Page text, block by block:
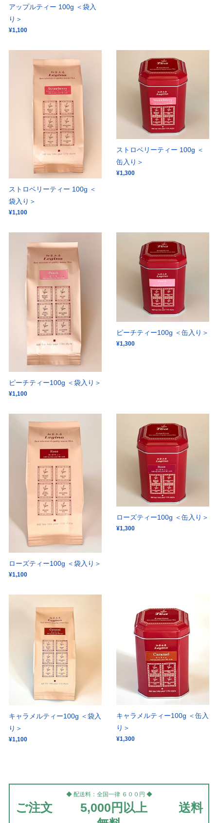
アップルティー 100g ＜袋入
り＞
¥1,100
ストロベリーティー 100g ＜
袋入り＞
¥1,100
ストロベリーティー 100g ＜
缶入り＞
¥1,300
ピーチティー100g ＜袋入り＞
¥1,100
ピーチティー100g ＜缶入り＞
¥1,300
ローズティー100g ＜袋入り＞
¥1,100
ローズティー100g ＜缶入り＞
¥1,300
キャラメルティー100g ＜袋入
り＞
¥1,100
キャラメルティー100g ＜缶入
り＞
¥1,300
◆ 配送料：全国一律 ６００円 ◆
ご注文 5,000円以上 送料